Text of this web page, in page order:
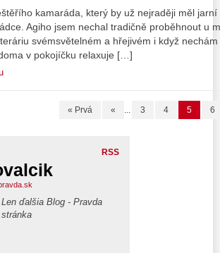
kamaráda, který by už nejraději měl
Agiho jsem nechal tradičně proběhnout u
svémsvětelném a hřejivém i když
v pokojíčku relaxuje […]
« Prvá « ... 3 4 5 6
RSS
Len ďalšia Blog - Pravda
stránka